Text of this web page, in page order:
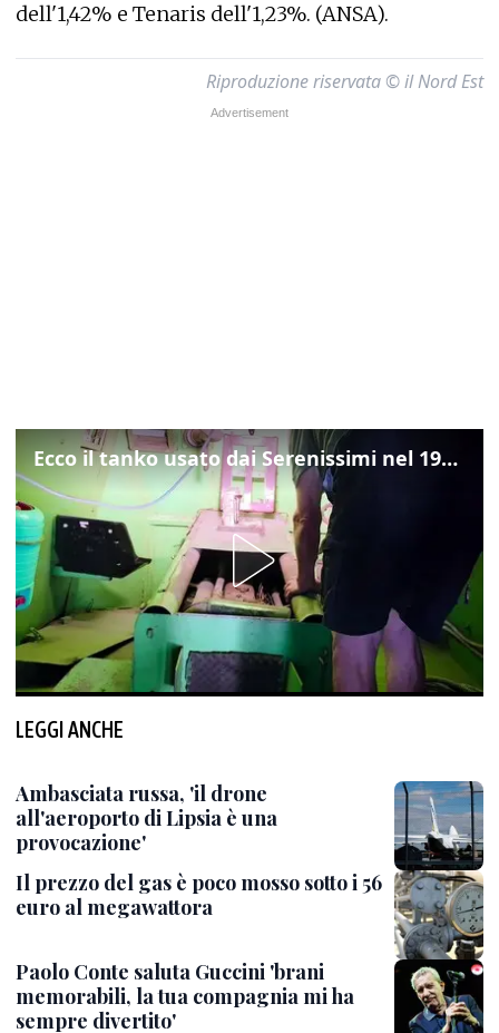
dell'1,42% e Tenaris dell'1,23%. (ANSA).
Riproduzione riservata © il Nord Est
Ecco il tanko usato dai Serenissimi nel 1997 per il blitz a San Marco
LEGGI ANCHE
Ambasciata russa, 'il drone
all'aeroporto di Lipsia è una
provocazione'
Il prezzo del gas è poco mosso sotto i 56
euro al megawattora
Paolo Conte saluta Guccini 'brani
memorabili, la tua compagnia mi ha
sempre divertito'